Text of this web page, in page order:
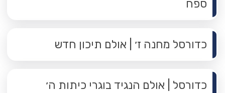
ספח
כדורסל מחנה ז׳ | אולם תיכון חדש
כדורסל | אולם הנגיד בוגרי כיתות ה׳